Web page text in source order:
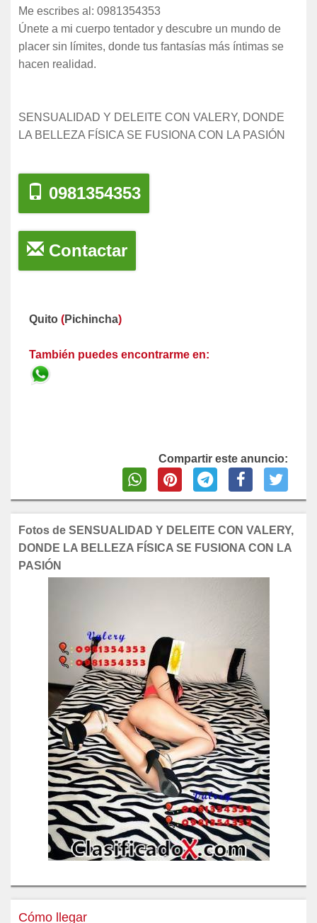
Me escribes al: 0981354353
Únete a mi cuerpo tentador y descubre un mundo de
placer sin límites, donde tus fantasías más íntimas se
hacen realidad.
SENSUALIDAD Y DELEITE CON VALERY, DONDE
LA BELLEZA FÍSICA SE FUSIONA CON LA PASIÓN
0981354353
Contactar
Quito (Pichincha)
También puedes encontrarme en:
Compartir este anuncio:
Fotos de SENSUALIDAD Y DELEITE CON VALERY,
DONDE LA BELLEZA FÍSICA SE FUSIONA CON LA
PASIÓN
Cómo llegar